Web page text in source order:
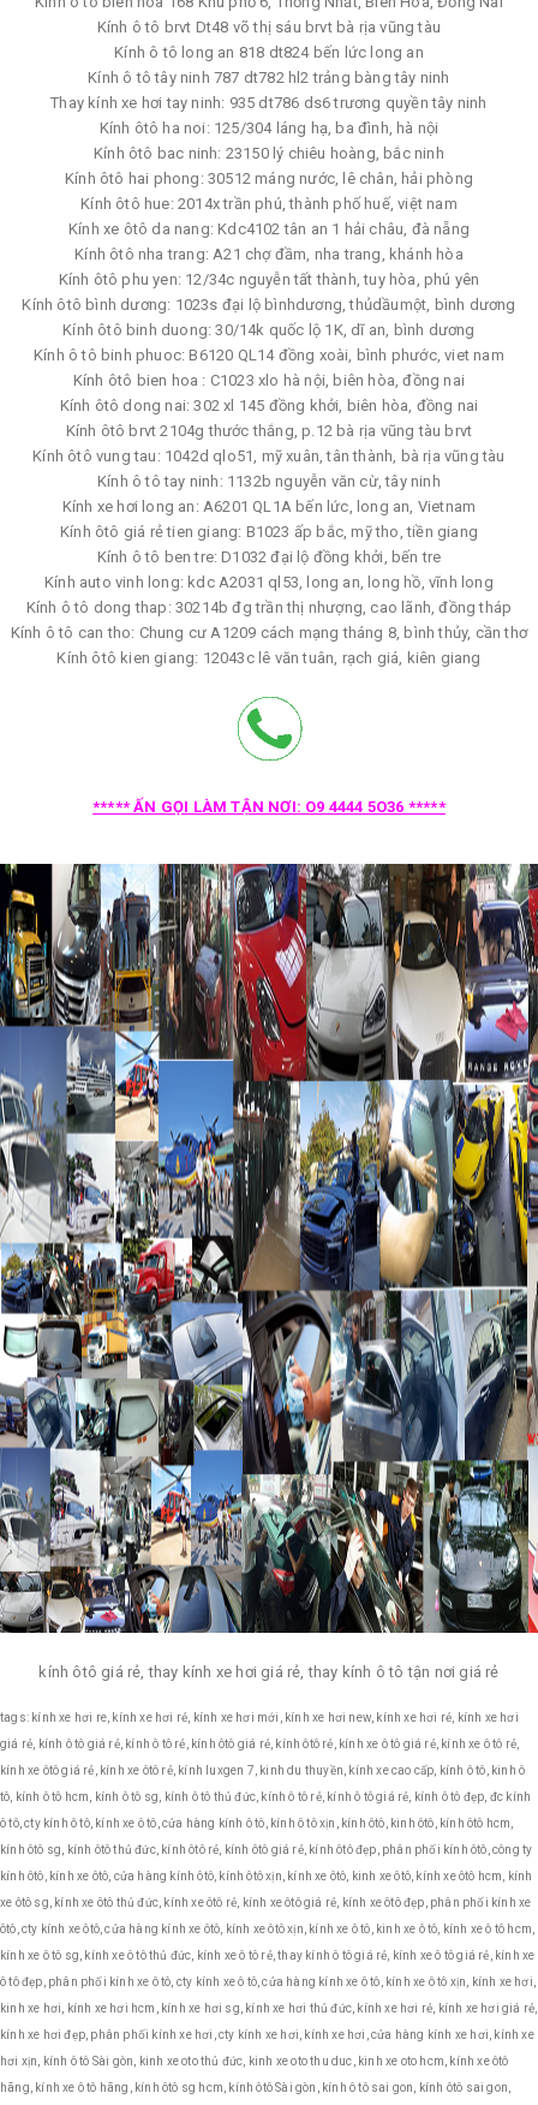
Kính ô tô brvt Dt48 võ thị sáu brvt bà rịa vũng tàu
Kính ô tô long an 818 dt824 bến lức long an
Kính ô tô tây ninh 787 dt782 hl2 trảng bàng tây ninh
Thay kính xe hơi tay ninh: 935 dt786 ds6 trương quyền tây ninh
Kính ôtô ha noi: 125/304 láng hạ, ba đình, hà nội
Kính ôtô bac ninh: 23150 lý chiêu hoàng, bắc ninh
Kính ôtô hai phong: 30512 máng nước, lê chân, hải phòng
Kính ôtô hue: 2014x trần phú, thành phố huế, việt nam
Kính xe ôtô da nang: Kdc4102 tân an 1 hải châu, đà nẵng
Kính ôtô nha trang: A21 chợ đầm, nha trang, khánh hòa
Kính ôtô phu yen: 12/34c nguyễn tất thành, tuy hòa, phú yên
Kính ôtô bình dương: 1023s đại lộ bìnhdương, thủdầumột, bình dương
Kính ôtô binh duong: 30/14k quốc lộ 1K, dĩ an, bình dương
Kính ô tô binh phuoc: B6120 QL14 đồng xoài, bình phước, viet nam
Kính ôtô bien hoa : C1023 xlo hà nội, biên hòa, đồng nai
Kính ôtô dong nai: 302 xl 145 đồng khởi, biên hòa, đồng nai
Kính ôtô brvt 2104g thước thắng, p.12 bà rịa vũng tàu brvt
Kính ôtô vung tau: 1042d qlo51, mỹ xuân, tân thành, bà rịa vũng tàu
Kính ô tô tay ninh: 1132b nguyễn văn cừ, tây ninh
Kính xe hơi long an: A6201 QL1A bến lức, long an, Vietnam
Kính ôtô giá rẻ tien giang: B1023 ấp bắc, mỹ tho, tiền giang
Kính ô tô ben tre: D1032 đại lộ đồng khởi, bến tre
Kính auto vinh long: kdc A2031 ql53, long an, long hồ, vĩnh long
Kính ô tô dong thap: 30214b đg trần thị nhượng, cao lãnh, đồng tháp
Kính ô tô can tho: Chung cư A1209 cách mạng tháng 8, bình thủy, cần thơ
Kính ôtô kien giang: 12043c lê văn tuân, rạch giá, kiên giang
***** ẤN GỌI LÀM TẬN NƠI: O9 4444 5O36 *****
kính ôtô giá rẻ, thay kính xe hơi giá rẻ, thay kính ô tô tận nơi giá rẻ
tags: kính xe hơi re, kính xe hơi rẻ, kính xe hơi mới, kính xe hơi new, kính xe hơi rẻ, kính xe hơi
giá rẻ, kính ô tô giá rẻ, kính ô tô rẻ, kính ôtô giá rẻ, kính ôtô rẻ, kính xe ô tô giá rẻ, kính xe ô tô rẻ,
kính xe ôtô giá rẻ, kính xe ôtô rẻ, kính luxgen 7, kinh du thuyền, kính xe cao cấp, kính ô tô, kinh ô
tô, kính ô tô hcm, kính ô tô sg, kính ô tô thủ đức, kính ô tô rẻ, kính ô tô giá rẻ, kính ô tô đẹp, đc kính
ô tô, cty kính ô tô, kính xe ô tô, cửa hàng kính ô tô, kính ô tô xịn, kính ôtô, kinh ôtô, kính ôtô hcm,
kính ôtô sg, kính ôtô thủ đức, kính ôtô rẻ, kính ôtô giá rẻ, kính ôtô đẹp, phân phối kính ôtô, công ty
kính ôtô, kính xe ôtô, cửa hàng kính ôtô, kính ôtô xịn, kính xe ôtô, kinh xe ôtô, kính xe ôtô hcm, kính
xe ôtô sg, kính xe ôtô thủ đức, kính xe ôtô rẻ, kính xe ôtô giá rẻ, kính xe ôtô đẹp, phân phối kính xe
ôtô, cty kính xe ôtô, cửa hàng kính xe ôtô, kính xe ôtô xịn, kính xe ô tô, kinh xe ô tô, kính xe ô tô hcm,
kính xe ô tô sg, kính xe ô tô thủ đức, kính xe ô tô rẻ, thay kính ô tô giá rẻ, kính xe ô tô giá rẻ, kính xe
ô tô đẹp, phân phối kính xe ô tô, cty kính xe ô tô, cửa hàng kính xe ô tô, kính xe ô tô xịn, kính xe hơi,
kinh xe hơi, kính xe hơi hcm, kính xe hơi sg, kính xe hơi thủ đức, kính xe hơi rẻ, kính xe hơi giá rẻ,
kính xe hơi đẹp, phân phối kính xe hơi, cty kính xe hơi, kính xe hơi, cửa hàng kính xe hơi, kính xe
hơi xịn, kính ô tô Sài gòn, kinh xe oto thủ đức, kinh xe oto thu duc, kinh xe oto hcm, kính xe ôtô
hãng, kính xe ô tô hãng, kính ôtô sg hcm, kính ôtô Sài gòn, kính ô tô sai gon, kính ôtô sai gon,